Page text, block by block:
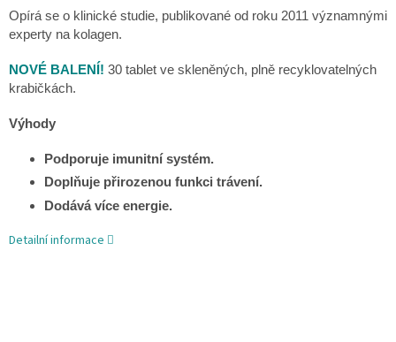
Opírá se o klinické studie, publikované od roku 2011 významnými
experty na kolagen.
NOVÉ BALENÍ! 30 tablet ve skleněných, plně recyklovatelných
krabičkách.
Výhody
Podporuje imunitní systém.
Doplňuje přirozenou funkci trávení.
Dodává více energie.
Detailní informace